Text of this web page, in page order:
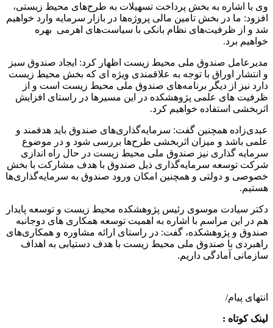
وی با اشاره به بخش پرداخت تسهیلات به طرح‌های محیط زیستی،
افزود: ما در بخش تامین مالی پروژه‌ها در بازار سرمایه وارد خواهیم
شد و از ظرفیت‌های نظام بانکی با سیاست‌های اهرمی بهره
خواهیم برد.
مدیرعامل صندوق ملی محیط زیست اظهار کرد: ایجاد صندوق سبز
و انتشار اوراق با توجه به علاقمندی ویژه ای که بخش محیط زیست
دارد نیز از دیگر برنامه‌های صندوق ملی محیط زیست است و از
ظرفیت های علمی پژوهشکده در این مسیرها در راستای افزایش
اثربخشی استفاده خواهیم کرد.
عبدی‌زاده همچنین گفت: سرمایه‌گذاری‌های صندوق باید هدفمند و
علمی باشد و میزان اثربخشی طرح‌ها بررسی شود و در موضوع
سرمایه گذاری نیز صندوق ملی محیط زیست در حال راه اندازی
شرکت توسعه سرمایه‌گذاری ذیل صندوق با هدف مشارکت با بخش
خصوصی و دولتی و همچنین امکان ورود صندوق به سرمایه‌گذاری‌ها
هستیم.
دکتر سیادت موسوی رئیس پژوهشکده محیط زیست و توسعه پایدار
هم در این مراسم با اشاره به اهمیت توسعه همکاری های دوجانبه
صندوق و پژوهشکده، گفت: در راستای ارائه مشاوره و همکاری‌های
راهبردی با صندوق ملی محیط زیست با هدف دستیابی به اهداف
سازمانی آمادگی داریم.
انتهای پیام/
لینک کوتاه :